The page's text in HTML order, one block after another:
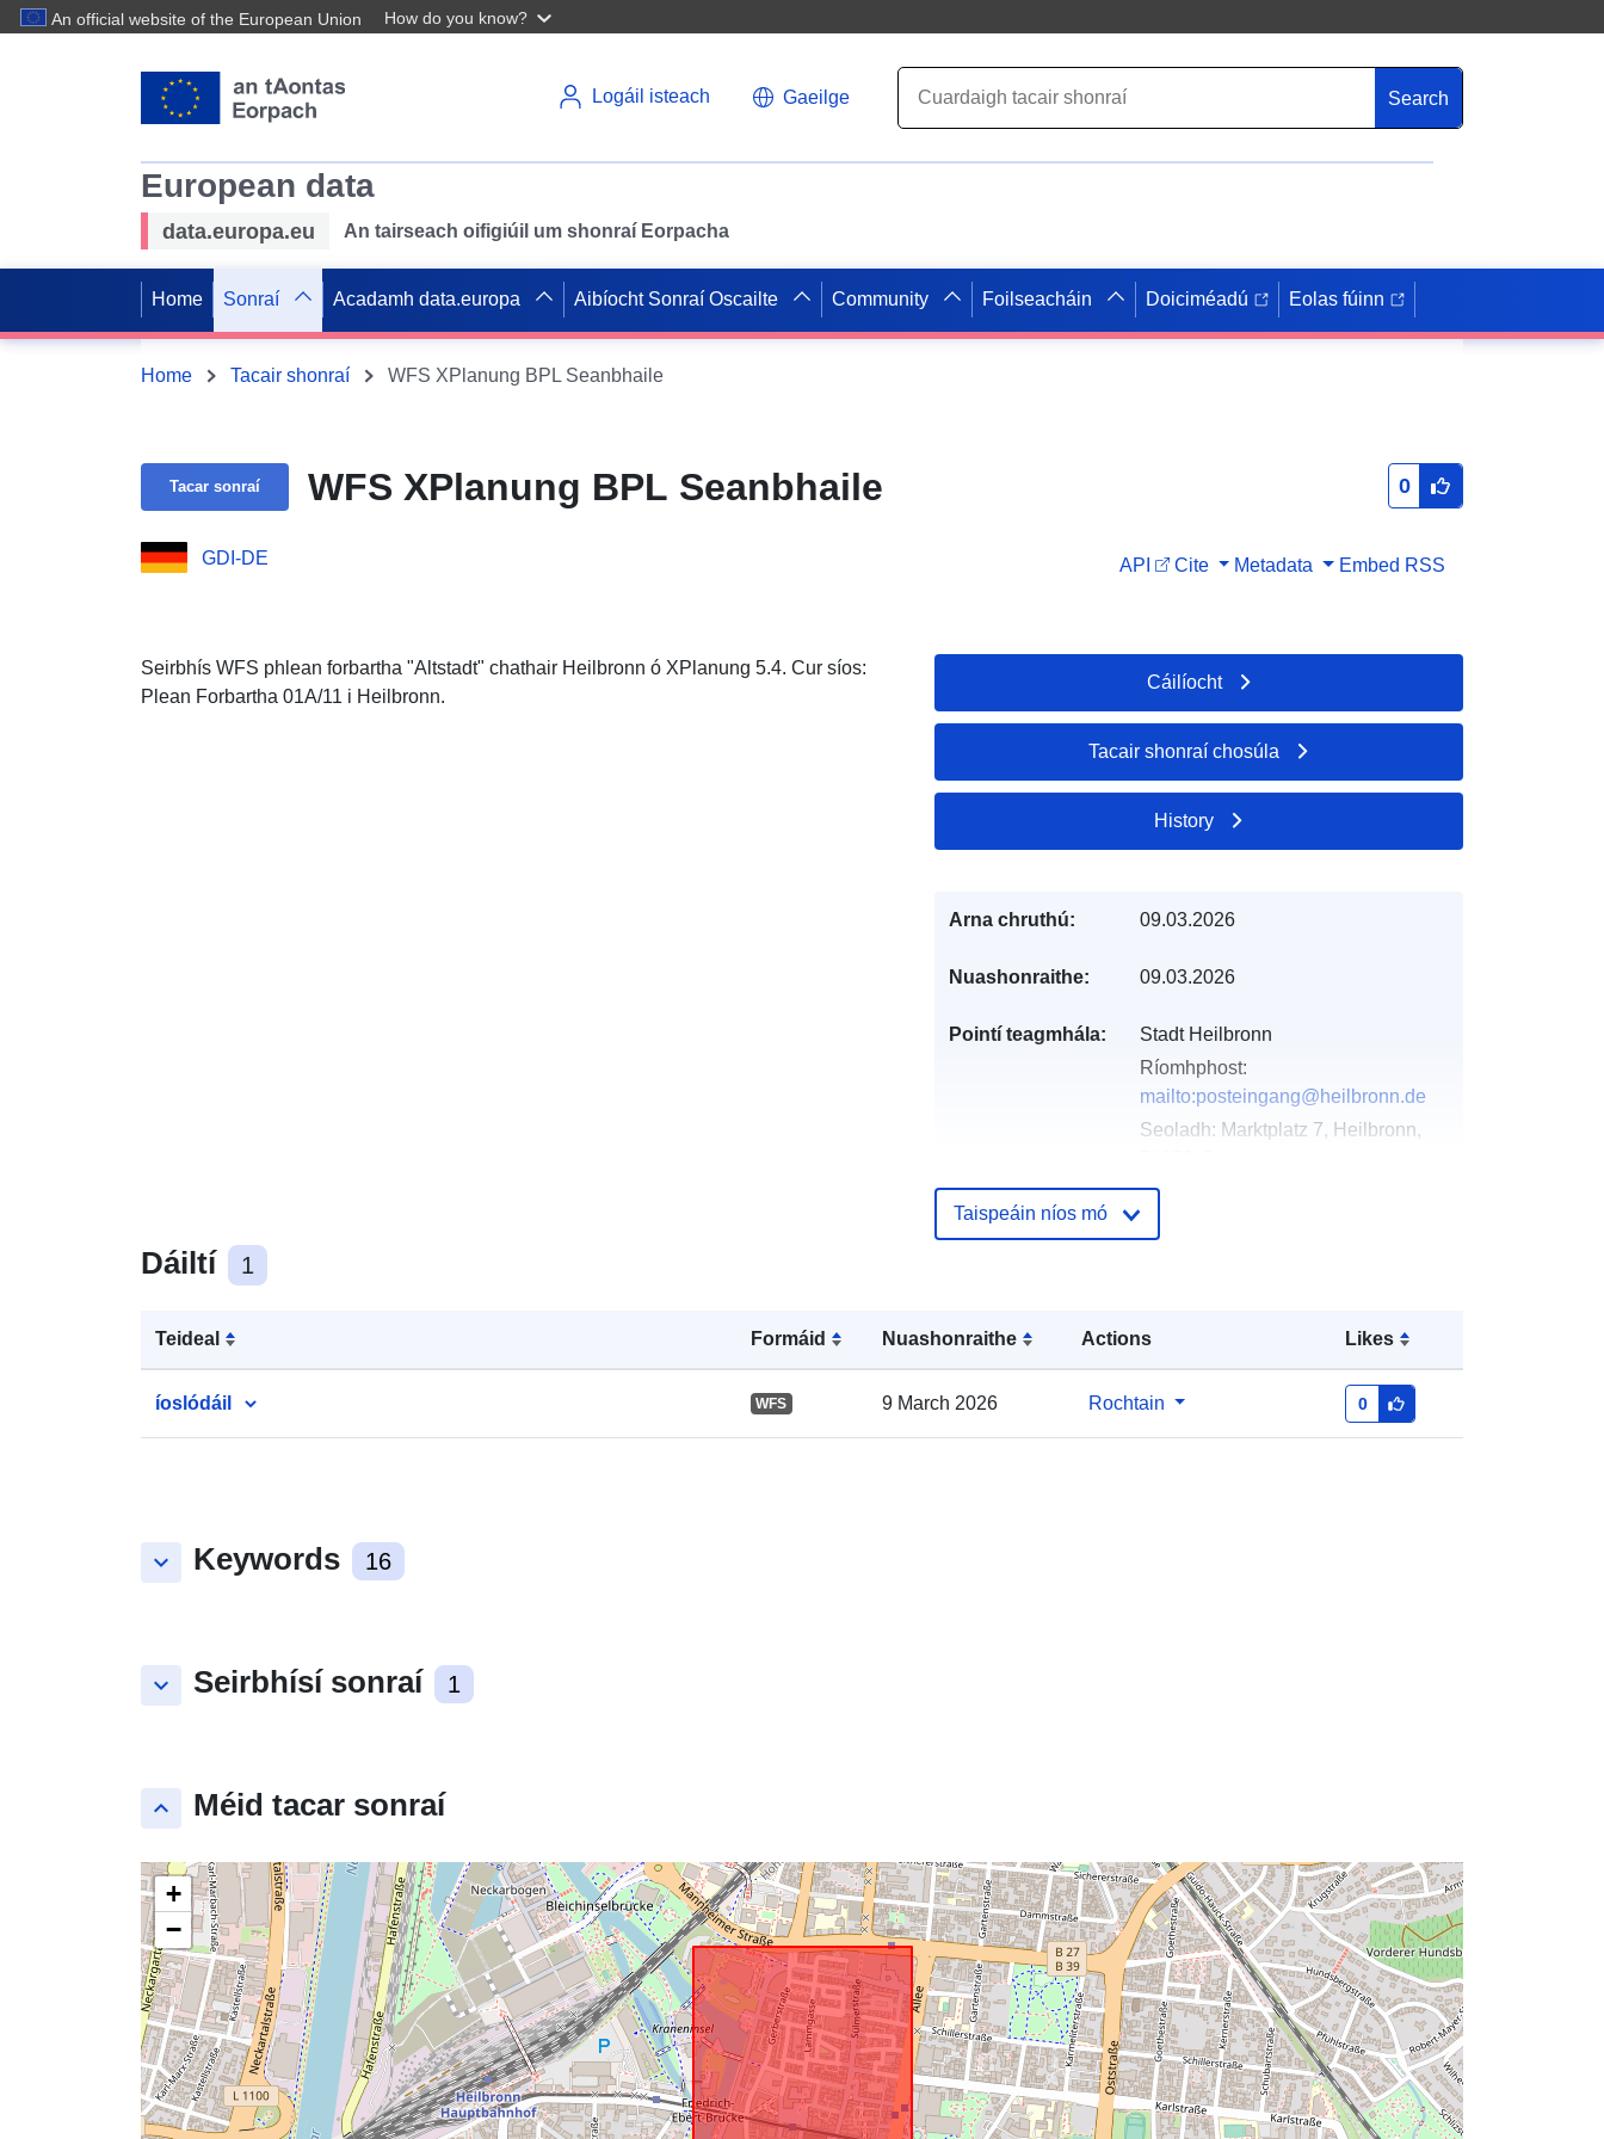
An official website of the European Union How do you know?
Logáil isteach Gaeilge Search
European data
data.europa.eu An tairseach oifigiúil um shonraí Eorpacha
Home Sonraí Acadamh data.europa Aibíocht Sonraí Oscailte Community Foilseacháin Doiciméadú Eolas fúinn
Home Tacair shonraí WFS XPlanung BPL Seanbhaile
Tacar sonraí WFS XPlanung BPL Seanbhaile 0
GDI-DE API Cite Metadata Embed RSS
Seirbhís WFS phlean forbartha "Altstadt" chathair Heilbronn ó XPlanung 5.4. Cur síos:
Plean Forbartha 01A/11 i Heilbronn.
Dáiltí 1
Teideal Formáid Nuashonraithe Actions Likes
íoslódáil WFS 9 March 2026 Rochtain 0
keyboard_arrow_down Keywords 16
keyboard_arrow_down Seirbhísí sonraí 1
keyboard_arrow_up Méid tacar sonraí
+
−
Cáilíocht
Tacair shonraí chosúla
History
Arna chruthú: 09.03.2026
Nuashonraithe: 09.03.2026
Pointí teagmhála:
Stadt Heilbronn
Ríomhphost:
mailto:posteingang@heilbronn.de
Seoladh: Marktplatz 7, Heilbronn,
URL:
01 August 2026
Spásúil: Comhordanáidí:
49.146251 ], [ 9.2228745,
Taispeáin níos mó